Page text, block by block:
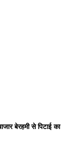
बेरहमी से पिटाई का